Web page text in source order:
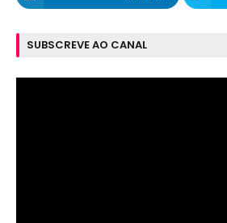
SUBSCREVE AO CANAL